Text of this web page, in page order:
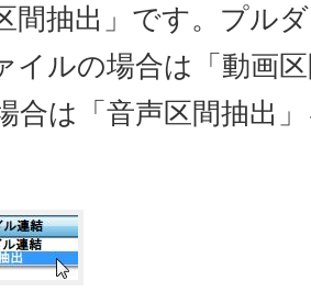
間抽出」です。プル
イルの場合は「動画
合は「音声区間抽出